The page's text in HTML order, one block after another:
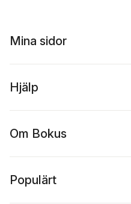
Mina sidor
Hjälp
Om Bokus
Populärt